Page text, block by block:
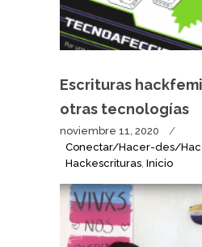
Escrituras
otras tecnologías
noviembre 11, 2020
Conectar/Hacer-des/
Hackescrituras, Inicio